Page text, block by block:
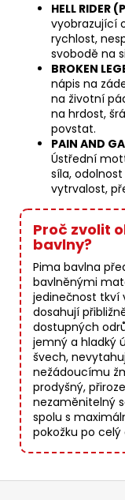
HELL
vyobrazující
rychlost,
svobodě na
BROKEN
nápis na
na životní
na hrdost,
povstat.
PAIN AND
Ústřední
síla,
vytrvalost,
Proč zvolit
bavlny?
Pima bavlna
bavlněnými
jedinečnost tkví
dosahují
dostupných
jemný a hladký
švech,
nežádoucímu
prodyšný,
nezaměnitelný
spolu s
pokožku po celý